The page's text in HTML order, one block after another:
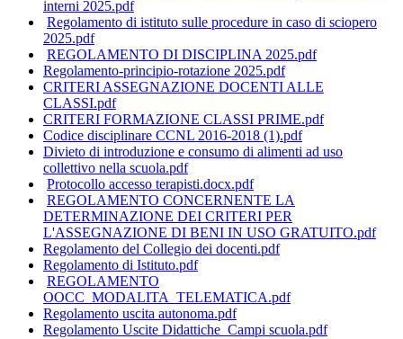
interni 2025.pdf
Regolamento di istituto sulle procedure in caso di sciopero
2025.pdf
REGOLAMENTO DI DISCIPLINA 2025.pdf
Regolamento-principio-rotazione 2025.pdf
CRITERI ASSEGNAZIONE DOCENTI ALLE
CLASSI.pdf
CRITERI FORMAZIONE CLASSI PRIME.pdf
Codice disciplinare CCNL 2016-2018 (1).pdf
Divieto di introduzione e consumo di alimenti ad uso
collettivo nella scuola.pdf
Protocollo accesso terapisti.docx.pdf
REGOLAMENTO CONCERNENTE LA
DETERMINAZIONE DEI CRITERI PER
L'ASSEGNAZIONE DI BENI IN USO GRATUITO.pdf
Regolamento del Collegio dei docenti.pdf
Regolamento di Istituto.pdf
REGOLAMENTO
OOCC_MODALITA_TELEMATICA.pdf
Regolamento uscita autonoma.pdf
Regolamento Uscite Didattiche_Campi scuola.pdf